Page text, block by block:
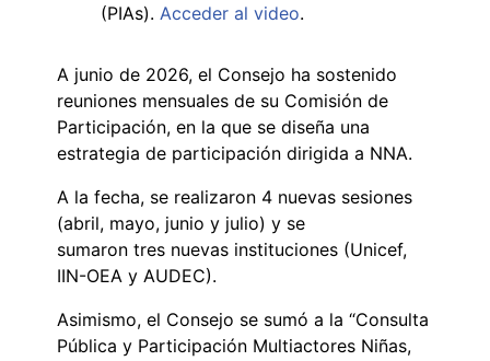
(PIAs). Acceder al video.
A junio de 2026, el Consejo ha sostenido
reuniones mensuales de su Comisión de
Participación, en la que se diseña una
estrategia de participación dirigida a NNA.
A la fecha, se realizaron 4 nuevas sesiones
(abril, mayo, junio y julio) y se
sumaron tres nuevas instituciones (Unicef,
IIN-OEA y AUDEC).
Asimismo, el Consejo se sumó a la “Consulta
Pública y Participación Multiactores Niñas,